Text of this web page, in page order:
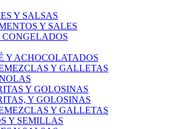
Y SALSAS
Y SALES
CONGELADOS
Y ACHOCOLATADOS
Y GALLETAS
Y GOLOSINAS
Y GOLOSINAS
Y GALLETAS
Y SEMILLAS